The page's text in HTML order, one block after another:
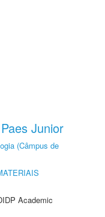
Junior
(Câmpus de
Academic